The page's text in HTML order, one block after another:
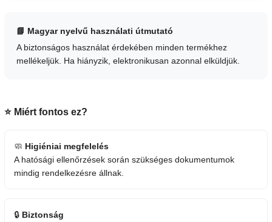
📘 Magyar nyelvű használati útmutató
A biztonságos használat érdekében minden termékhez
mellékeljük. Ha hiányzik, elektronikusan azonnal elküldjük.
⭐ Miért fontos ez?
🧼 Higiéniai megfelelés
A hatósági ellenőrzések során szükséges dokumentumok
mindig rendelkezésre állnak.
🔒 Biztonság